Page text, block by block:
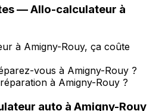
—Allo-calculateur à
à Amigny-Rouy, ça coûte
vous à Amigny-Rouy ?
à Amigny-Rouy ?
auto à Amigny-Rouy